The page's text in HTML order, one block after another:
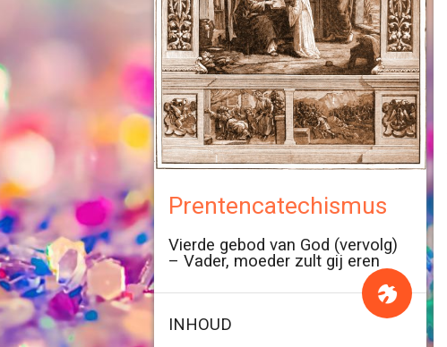
Prentencatechismus
Vierde gebod van God (vervolg)
– Vader, moeder zult gij eren
INHOUD